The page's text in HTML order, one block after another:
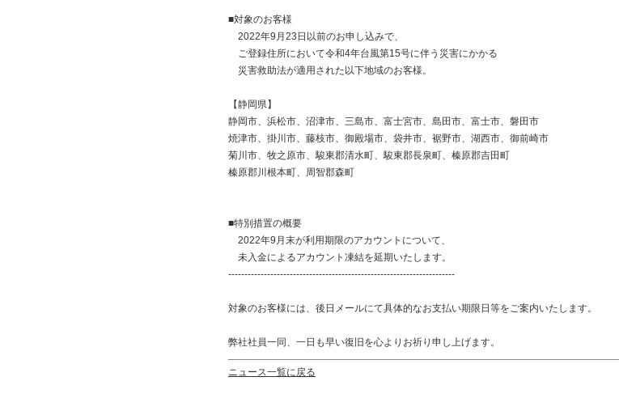
■対象のお客様
2022年9月23日以前のお申し込みで、
ご登録住所において令和4年台風第15号に伴う災害にかかる
災害救助法が適用された以下地域のお客様。
【静岡県】
静岡市、浜松市、沼津市、三島市、富士宮市、島田市、富士市、磐田市
焼津市、掛川市、藤枝市、御殿場市、袋井市、裾野市、湖西市、御前崎市
菊川市、牧之原市、駿東郡清水町、駿東郡長泉町、榛原郡吉田町
榛原郡川根本町、周智郡森町
■特別措置の概要
2022年9月末が利用期限のアカウントについて、
未入金によるアカウント凍結を延期いたします。
----------------------------------------------------------------------
対象のお客様には、後日メールにて具体的なお支払い期限日等をご案内いたします。
弊社社員一同、一日も早い復旧を心よりお祈り申し上げます。
ニュース一覧に戻る